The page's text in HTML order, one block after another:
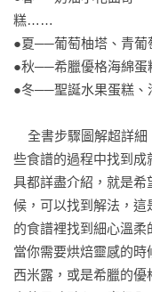
糕……
●夏──葡萄柚塔、青
●秋──希臘優格海綿
●冬──聖誕水果蛋糕
些食譜的過程中找到成
具都詳盡介紹，就是
候，可以找到解法，這
的食譜裡找到細心溫柔
當你需要烘焙靈感的
西米露，或是希臘的